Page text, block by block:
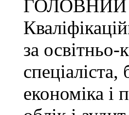
ГОЛОВНИЙ
за освітньо-
економіка і